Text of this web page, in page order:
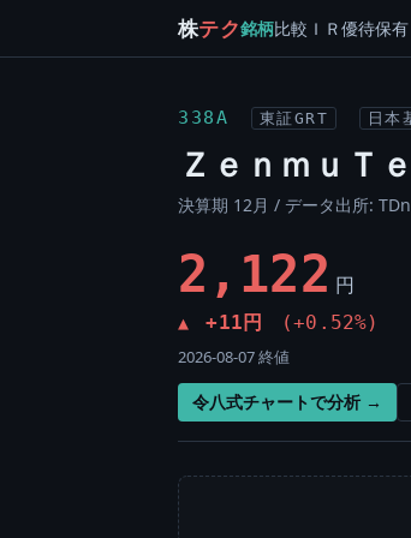
株テク銘柄比較 ＩＲ優待保有
338A 東証GRT 日本
ＺｅｎｍｕＴ
決算期 12月 / データ出所:
2,122 円
▲ +11円 (+0.52%)
2026-08-07 終値
令八式チャートで分析 →